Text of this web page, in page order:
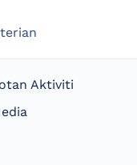
Aktiviti